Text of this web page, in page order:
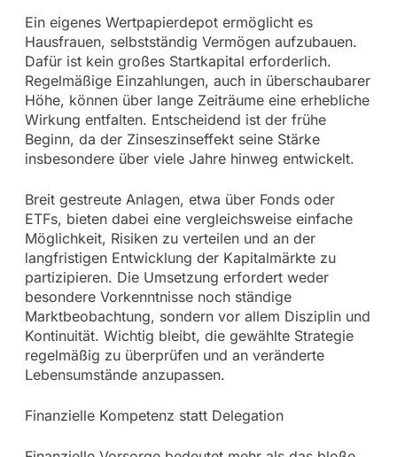
Ein eigenes Wertpapierdepot ermöglicht es
Hausfrauen, selbstständig Vermögen aufzubauen.
Dafür ist kein großes Startkapital erforderlich.
Regelmäßige Einzahlungen, auch in überschaubarer
Höhe, können über lange Zeiträume eine erhebliche
Wirkung entfalten. Entscheidend ist der frühe
Beginn, da der Zinseszinseffekt seine Stärke
insbesondere über viele Jahre hinweg entwickelt.
Breit gestreute Anlagen, etwa über Fonds oder
ETFs, bieten dabei eine vergleichsweise einfache
Möglichkeit, Risiken zu verteilen und an der
langfristigen Entwicklung der Kapitalmärkte zu
partizipieren. Die Umsetzung erfordert weder
besondere Vorkenntnisse noch ständige
Marktbeobachtung, sondern vor allem Disziplin und
Kontinuität. Wichtig bleibt, die gewählte Strategie
regelmäßig zu überprüfen und an veränderte
Lebensumstände anzupassen.
Finanzielle Kompetenz statt Delegation